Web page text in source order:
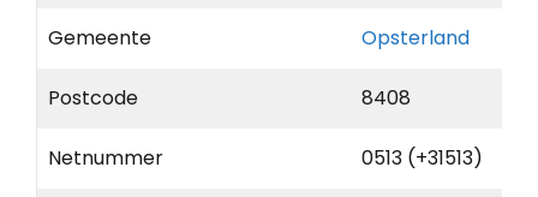
Gemeente Opsterland
Postcode 8408
Netnummer 0513 (+31513)